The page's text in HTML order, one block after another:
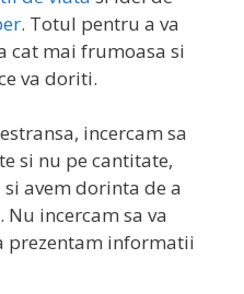
. Totul pentru a va
cat mai frumoasa si
va doriti.
incercam sa
si nu pe cantitate,
avem dorinta de a
incercam sa va
prezentam informatii